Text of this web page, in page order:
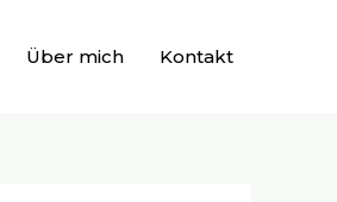
Über mich Kontakt